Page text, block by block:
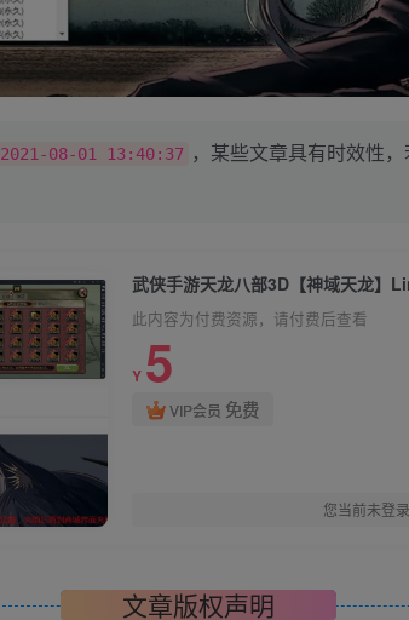
2021-08-01 13:40:37 ，某些文章具有时效性
武侠手游天龙八部3D【神域天龙】
此内容为付费资源，请付费后查看
Y 5
VIP会员 免费
您当前未登
文章版权声明